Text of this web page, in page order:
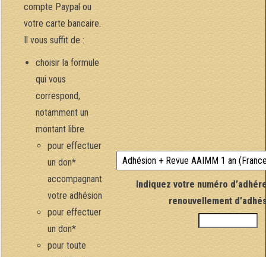
compte Paypal ou
votre carte bancaire.
Il vous suffit de :
choisir la formule
qui vous
correspond,
notamment un
montant libre
pour effectuer
un don*
accompagnant
votre adhésion
pour effectuer
un don*
pour toute
Indiquez votre numéro
renouvellement